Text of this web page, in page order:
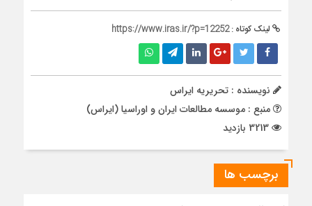
لینک کوتاه :https://www.iras.ir/?p=12252
نویسنده : تحریریه ایراس
منبع : موسسه مطالعات ایران و اوراسیا (ایراس)
برچسب ها